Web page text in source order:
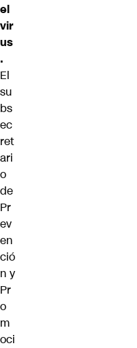
el
vir
us
.
El
su
bs
ec
ret
ari
o
de
Pr
ev
en
ció
n y
Pr
o
m
oci